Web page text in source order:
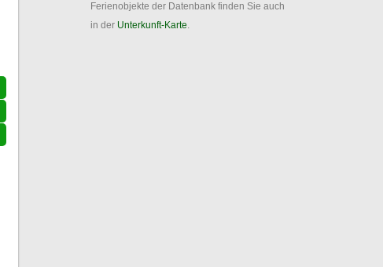
Ferienobjekte der Datenbank finden Sie auch
in der Unterkunft-Karte.